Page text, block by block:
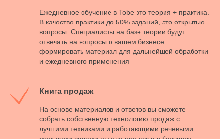
Ежедневное обучение в Tobe это теория + практика.
В качестве практики до 50% заданий, это открытые
вопросы. Специалисты на базе теории будут
отвечать на вопросы о вашем бизнесе,
формировать материал для дальнейшей обработки
и ежедневного применения
Книга продаж
На основе материалов и ответов вы сможете
собрать собственную технологию продаж с
лучшими техниками и работающими речевыми